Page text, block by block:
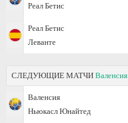
Реал Бетис
Реал Бетис
Леванте
СЛЕДУЮЩИЕ МАТЧИ Валенсия
Валенсия
Ньюкасл Юнайтед